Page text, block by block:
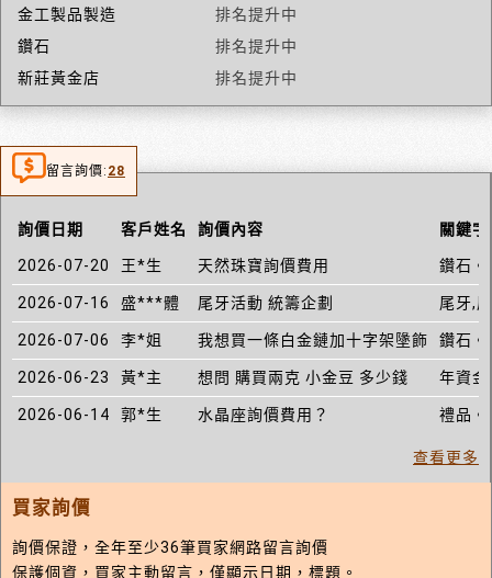
金工製品製造
排名提升中
鑽石
排名提升中
新莊黃金店
排名提升中
留言詢價: 28
詢價日期 客戶姓名 詢價內容 關鍵字
2026-07-20 王*生 天然珠寶詢價費用 鑽石
2026-07-16 盛***體 尾牙活動 統籌企劃 尾牙,
2026-07-06 李*姐 我想買一條白金鏈加十字架墬飾 鑽石
2026-06-23 黃*主 想問 購買兩克 小金豆 多少錢 年資
2026-06-14 郭*生 水晶座詢價費用？ 禮品
查看更多
買家詢價
詢價保證，全年至少36筆買家網路留言詢價
保護個資，買家主動留言，僅顯示日期，標題。